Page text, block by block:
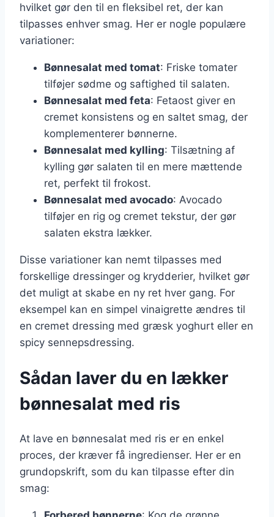
hvilket gør den til en fleksibel ret, der kan
tilpasses enhver smag. Her er nogle populære
variationer:
Bønnesalat med tomat: Friske tomater
tilføjer sødme og saftighed til salaten.
Bønnesalat med feta: Fetaost giver en
cremet konsistens og en saltet smag, der
komplementerer bønnerne.
Bønnesalat med kylling: Tilsætning af
kylling gør salaten til en mere mættende
ret, perfekt til frokost.
Bønnesalat med avocado: Avocado
tilføjer en rig og cremet tekstur, der gør
salaten ekstra lækker.
Disse variationer kan nemt tilpasses med
forskellige dressinger og krydderier, hvilket gør
det muligt at skabe en ny ret hver gang. For
eksempel kan en simpel vinaigrette ændres til
en cremet dressing med græsk yoghurt eller en
spicy sennepsdressing.
Sådan laver du en lækker
bønnesalat med ris
At lave en bønnesalat med ris er en enkel
proces, der kræver få ingredienser. Her er en
grundopskrift, som du kan tilpasse efter din
smag: